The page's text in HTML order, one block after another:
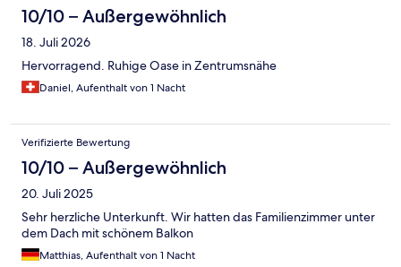
10/10 – Außergewöhnlich
18. Juli 2026
Hervorragend. Ruhige Oase in Zentrumsnähe
Daniel, Aufenthalt von 1 Nacht
Verifizierte Bewertung
10/10 – Außergewöhnlich
20. Juli 2025
Sehr herzliche Unterkunft. Wir hatten das Familienzimmer unter
dem Dach mit schönem Balkon
Matthias, Aufenthalt von 1 Nacht